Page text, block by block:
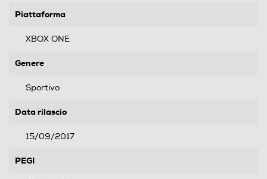
Piattaforma
XBOX ONE
Genere
Sportivo
Data rilascio
15/09/2017
PEGI